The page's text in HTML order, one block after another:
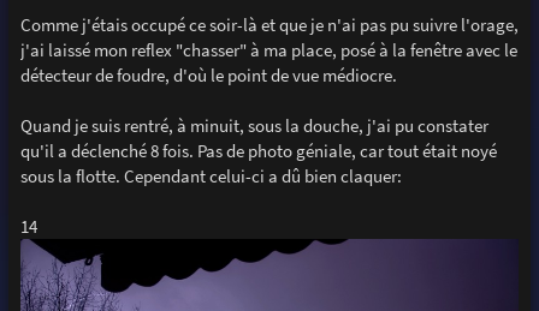
Comme j'étais occupé ce soir-là et que je n'ai pas pu suivre l'orage,
j'ai laissé mon reflex "chasser" à ma place, posé à la fenêtre avec le
détecteur de foudre, d'où le point de vue médiocre.
Quand je suis rentré, à minuit, sous la douche, j'ai pu constater
qu'il a déclenché 8 fois. Pas de photo géniale, car tout était noyé
sous la flotte. Cependant celui-ci a dû bien claquer:
14